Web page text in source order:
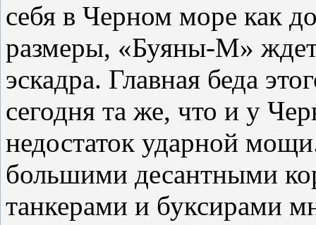
себя в Черном море как
размеры, «Буяны-М»
эскадра. Главная беда
сегодня та же, что и у
недостаток ударной
большими десантными
танкерами и буксирами